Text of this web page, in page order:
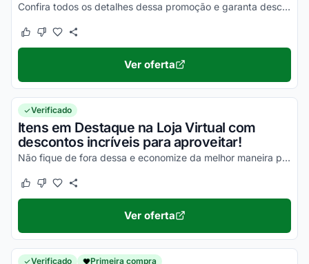
Confira todos os detalhes dessa promoção e garanta descontos simplesmente incríveis!
Este cupom funcionou
Este cupom não funcionou
Ver oferta
Verificado
Itens em Destaque na Loja Virtual com
descontos incríveis para aproveitar!
Não fique de fora dessa e economize da melhor maneira possível!
Este cupom funcionou
Este cupom não funcionou
Ver oferta
Verificado Primeira compra